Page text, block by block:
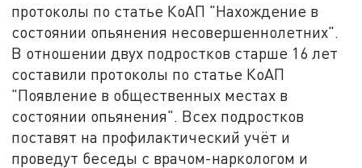
протоколы по статье КоАП "Нахождение в
состоянии опьянения несовершеннолетних".
В отношении двух подростков старше 16 лет
составили протоколы по статье КоАП
"Появление в общественных местах в
состоянии опьянения". Всех подростков
поставят на профилактический учёт и
проведут беседы с врачом-наркологом и